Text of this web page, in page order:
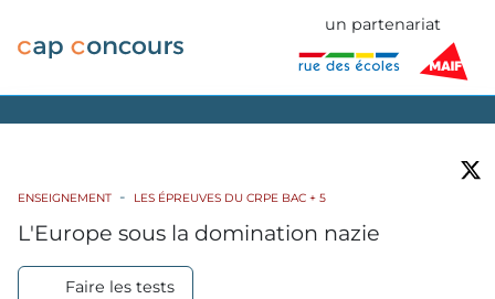
un partenariat
ENSEIGNEMENT LES ÉPREUVES DU CRPE BAC + 5
L'Europe sous la domination nazie
Faire les tests